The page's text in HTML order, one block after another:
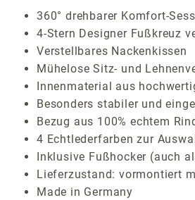
360° drehbarer Komfort-
4-Stern Designer Fußkreuz
Verstellbares Nackenkissen
Mühelose Sitz- und
Innenmaterial aus
Besonders stabiler und
Bezug aus 100% echtem
4 Echtlederfarben zur
Inklusive Fußhocker (auch
Lieferzustand: vormontiert
Made in Germany